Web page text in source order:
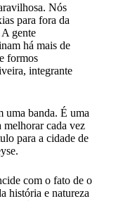
Nós
para fora da
gente
há mais de
formos
integrante
uma banda. É uma
melhorar cada vez
para a cidade de
com o fato de o
história e natureza